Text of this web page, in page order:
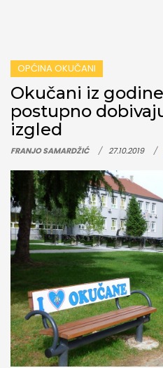
OPĆINA OKUČANI
Okučani iz
postupno
izgled
FRANJO SAMARDŽIĆ 27.10.2019